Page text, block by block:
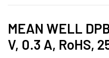
MEAN WELL
V, 0.3 A, RoHS,